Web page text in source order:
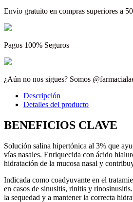
Envío gratuito en compras superiores a
Pagos 100% Seguros
¿Aún no nos sigues? Somos
Descripción
Detalles del producto
BENEFICIOS CLAVE
Solución salina hipertónica al 3% que
vías nasales. Enriquecida con ácido
hidratación de la mucosa nasal y
Indicada como coadyuvante en el
en casos de sinusitis, rinitis y
la sequedad y a mantener la correcta